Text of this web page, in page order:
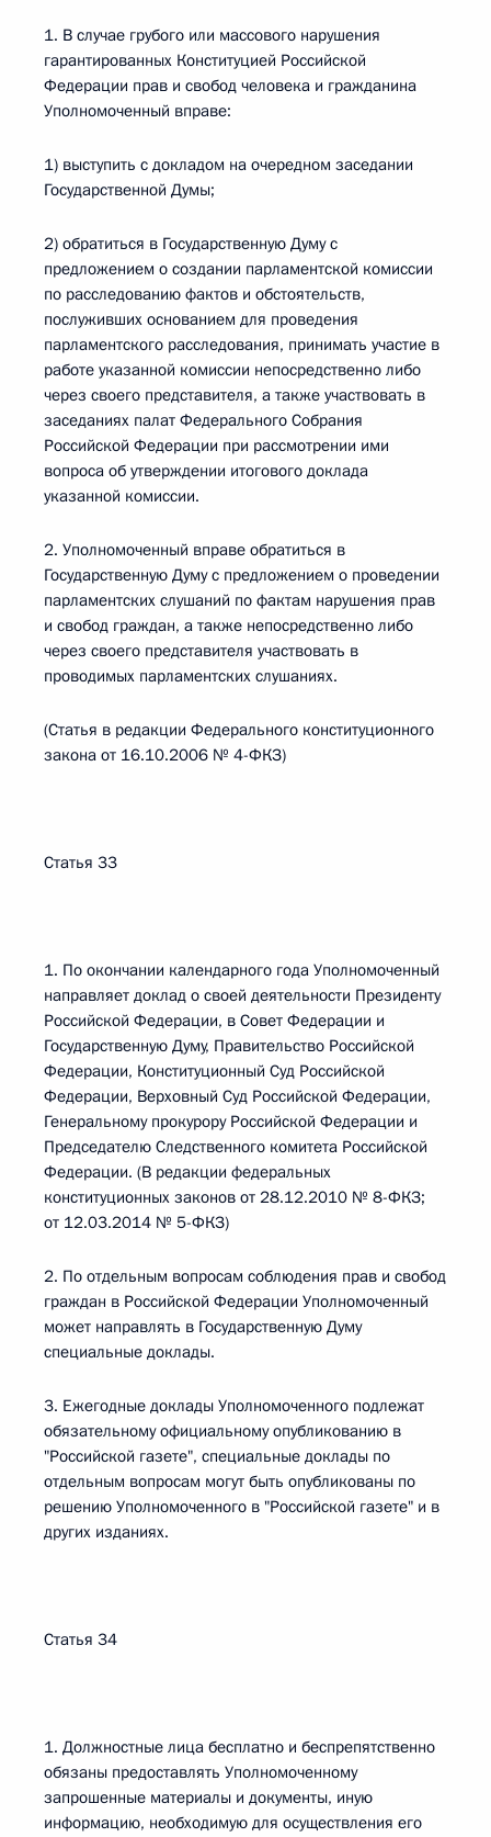
1. В случае грубого или массового нарушения
гарантированных Конституцией Российской
Федерации прав и свобод человека и гражданина
Уполномоченный вправе:
1) выступить с докладом на очередном заседании
Государственной Думы;
2) обратиться в Государственную Думу с
предложением о создании парламентской комиссии
по расследованию фактов и обстоятельств,
послуживших основанием для проведения
парламентского расследования, принимать участие в
работе указанной комиссии непосредственно либо
через своего представителя, а также участвовать в
заседаниях палат Федерального Собрания
Российской Федерации при рассмотрении ими
вопроса об утверждении итогового доклада
указанной комиссии.
2. Уполномоченный вправе обратиться в
Государственную Думу с предложением о проведении
парламентских слушаний по фактам нарушения прав
и свобод граждан, а также непосредственно либо
через своего представителя участвовать в
проводимых парламентских слушаниях.
(Статья в редакции Федерального конституционного
закона от 16.10.2006 № 4-ФКЗ)
Статья 33
1. По окончании календарного года Уполномоченный
направляет доклад о своей деятельности Президенту
Российской Федерации, в Совет Федерации и
Государственную Думу, Правительство Российской
Федерации, Конституционный Суд Российской
Федерации, Верховный Суд Российской Федерации,
Генеральному прокурору Российской Федерации и
Председателю Следственного комитета Российской
Федерации. (В редакции федеральных
конституционных законов от 28.12.2010 № 8-ФКЗ;
от 12.03.2014 № 5-ФКЗ)
2. По отдельным вопросам соблюдения прав и свобод
граждан в Российской Федерации Уполномоченный
может направлять в Государственную Думу
специальные доклады.
3. Ежегодные доклады Уполномоченного подлежат
обязательному официальному опубликованию в
"Российской газете", специальные доклады по
отдельным вопросам могут быть опубликованы по
решению Уполномоченного в "Российской газете" и в
других изданиях.
Статья 34
1. Должностные лица бесплатно и беспрепятственно
обязаны предоставлять Уполномоченному
запрошенные материалы и документы, иную
информацию, необходимую для осуществления его